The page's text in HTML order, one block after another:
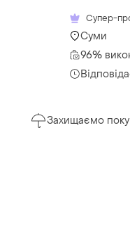
Супер-
Суми
96%
Захищаємо